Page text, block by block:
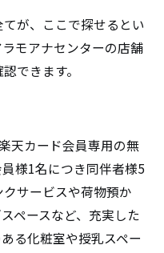
が、ここで探せるとい
モアナセンターの店舗
できます。
天カード会員専用の無
様1名につき同伴者様5
サービスや荷物預か
ペースなど、充実した
る化粧室や授乳スペー